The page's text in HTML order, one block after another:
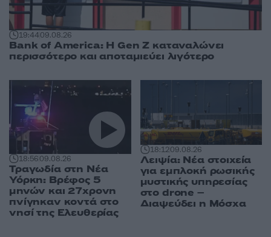
19:4409.08.26
Bank of America: Η Gen Z καταναλώνει
περισσότερο και αποταμιεύει λιγότερο
18:5609.08.26
Τραγωδία στη Νέα
Υόρκη: Βρέφος 5
μηνών και 27χρονη
πνίγηκαν κοντά στο
νησί της Ελευθερίας
18:1209.08.26
Λειψία: Νέα στοιχεία
για εμπλοκή ρωσικής
μυστικής υπηρεσίας
στο drone –
Διαψεύδει η Μόσχα